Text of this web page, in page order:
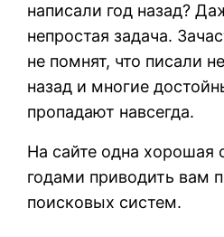
написали год назад?
непростая задача.
не помнят, что писали
назад и многие
пропадают навсегда.
На сайте одна хорошая
годами приводить вам
поисковых систем.